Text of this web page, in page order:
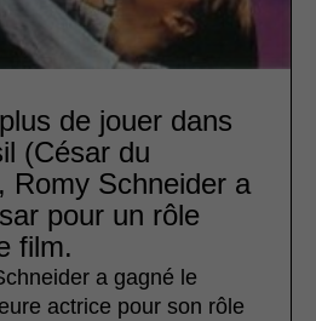
de jouer dans
(César du
Romy Schneider a
pour un rôle
film.
a gagné le
actrice pour son rôle